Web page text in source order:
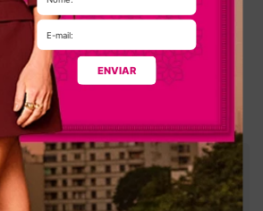
ENVIAR
dia, eventos noturnos, eventos sociais
cm
00003